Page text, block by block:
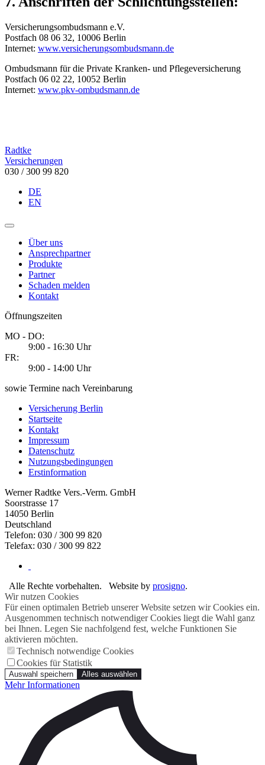
Versicherungsombudsmann e.V.
Postfach 08 06 32, 10006 Berlin
Internet: www.versicherungsombudsmann.de
Ombudsmann für die Private Kranken- und Pflegeversicherung
Postfach 06 02 22, 10052 Berlin
Internet: www.pkv-ombudsmann.de
Radtke
Versicherungen
030 / 300 99 820
DE
EN
Über uns
Ansprechpartner
Produkte
Partner
Schaden melden
Kontakt
Öffnungszeiten
MO - DO:
9:00 - 16:30 Uhr
FR:
9:00 - 14:00 Uhr
sowie Termine nach Vereinbarung
Versicherung Berlin
Startseite
Kontakt
Impressum
Datenschutz
Nutzungsbedingungen
Erstinformation
Werner Radtke Vers.-Verm. GmbH
Soorstrasse 17
14050 Berlin
Deutschland
Telefon: 030 / 300 99 820
Telefax: 030 / 300 99 822
Alle Rechte vorbehalten. Website by prosigno.
Wir nutzen Cookies
Für einen optimalen Betrieb unserer Website setzen wir Cookies ein.
Ausgenommen technisch notwendiger Cookies liegt die Wahl ganz
bei Ihnen. Legen Sie nachfolgend fest, welche Funktionen Sie
aktivieren möchten.
Technisch notwendige Cookies
Cookies für Statistik
Auswahl speichern Alles auswählen
Mehr Informationen